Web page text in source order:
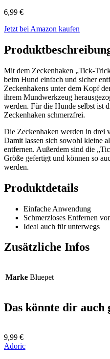
6,99 €
Jetzt bei Amazon kaufen
Mit dem Zeckenhaken „Tick-
beim Hund einfach und sicher
Zeckenhakens unter dem Kopf
ihrem Mundwerkzeug
werden. Für die Hunde selbst ist
Zeckenhaken schmerzfrei.
Die Zeckenhaken werden in drei
Damit lassen sich sowohl kleine
entfernen. Außerdem sind die
Größe gefertigt und können so
werden.
Produktdetails
Einfache Anwendung
Schmerzloses Entfernen
Ideal auch für unterwegs
Zusätzliche Infos
Marke Bluepet
Das könnte dir auch
9,99 €
Adoric